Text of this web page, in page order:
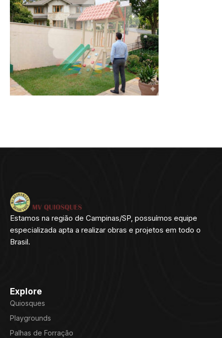
Estamos na região de Campinas/SP, possuímos equipe
especializada apta a realizar obras e projetos em todo o
Brasil.
Explore
Quiosques
Playgrounds
Palhas de Forração